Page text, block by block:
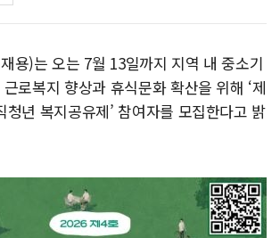
용)는 오는 7월 13일까지 지역 내 중소기
로복지 향상과 휴식문화 확산을 위해 ‘제
청년 복지공유제’ 참여자를 모집한다고 밝